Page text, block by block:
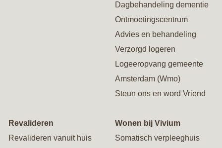
Dagbehandeling dementie
Ontmoetingscentrum
Advies en behandeling
Verzorgd logeren
Logeeropvang gemeente
Amsterdam (Wmo)
Steun ons en word Vriend
Revalideren
Revalideren vanuit huis
Wonen bij Vivium
Somatisch verpleeghuis